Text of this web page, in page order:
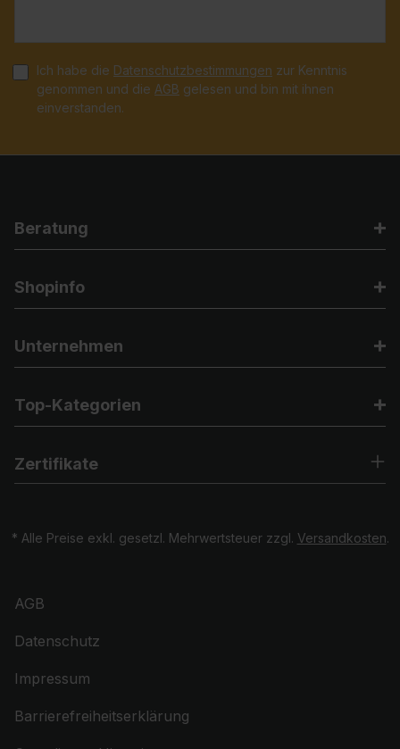
Ich habe die Datenschutzbestimmungen zur Kenntnis
genommen und die AGB gelesen und bin mit ihnen
einverstanden.
Beratung
Shopinfo
Unternehmen
Top-Kategorien
Zertifikate
* Alle Preise exkl. gesetzl. Mehrwertsteuer zzgl. Versandkosten.
AGB
Datenschutz
Impressum
Barrierefreiheitserklärung